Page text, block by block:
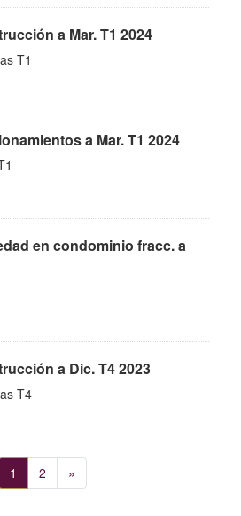
a Mar. T1 2024
T1
a Mar. T1 2024
en condominio fracc. a
a Dic. T4 2023
T4
1 2 »